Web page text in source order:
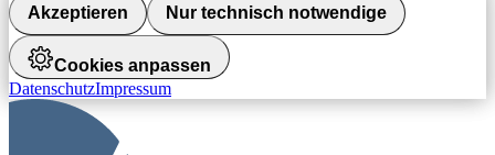
Akzeptieren Nur technisch notwendige
Cookies anpassen
DatenschutzImpressum